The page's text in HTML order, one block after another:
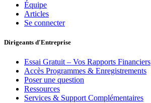
Équipe
Articles
Se connecter
Dirigeants d'Entreprise
Essai Gratuit – Vos Rapports Financiers
Accès Programmes & Enregistrements
Poser une question
Ressources
Services & Support Complémentaires